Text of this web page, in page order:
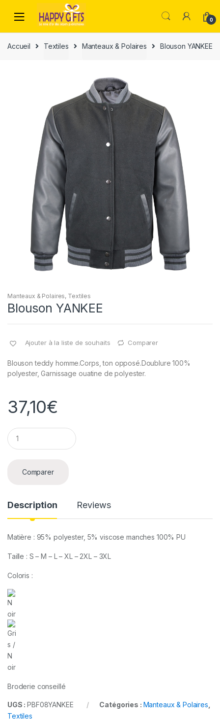
0
Accueil Textiles Manteaux & Polaires Blouson YANKEE
Manteaux & Polaires, Textiles
Blouson YANKEE
Ajouter à la liste de souhaits Comparer
Blouson teddy homme.Corps, ton opposé.Doublure 100%
polyester, Garnissage ouatine de polyester.
37,10€
Q
u
a
Comparer
Description Reviews
Matière : 95% polyester, 5% viscose manches 100% PU
Taille : S – M – L – XL – 2XL – 3XL
Coloris :
Broderie conseillé
UGS :PBF08YANKEE Catégories : Manteaux & Polaires
Textiles